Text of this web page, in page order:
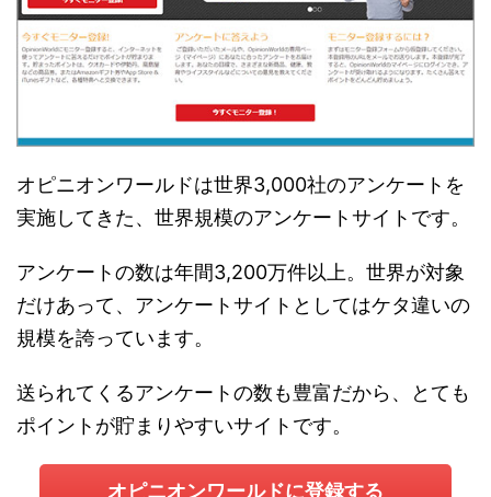
オピニオンワールドは世界3,000社のアンケートを
実施してきた、世界規模のアンケートサイトです。
アンケートの数は年間3,200万件以上。世界が対象
だけあって、アンケートサイトとしてはケタ違いの
規模を誇っています。
送られてくるアンケートの数も豊富だから、とても
ポイントが貯まりやすいサイトです。
オピニオンワールドに登録する